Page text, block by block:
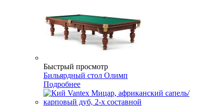
Быстрый просмотр
Бильярдный стол Олимп
Подробнее